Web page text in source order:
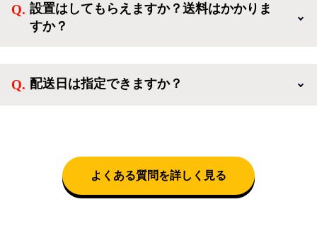
活を応援するような家電セットから、季節・空調家
電、調理家電、生活家電まで、幅広く中古家電を取り
設置はしてもらえますか？送料はかかりま
すか？
神奈川・千葉)において自社配送を選択いただくこと
配送日は指定できますか？
話にて日時決定に関するご連絡をさせて頂きます。
よくある質問を詳しく見る